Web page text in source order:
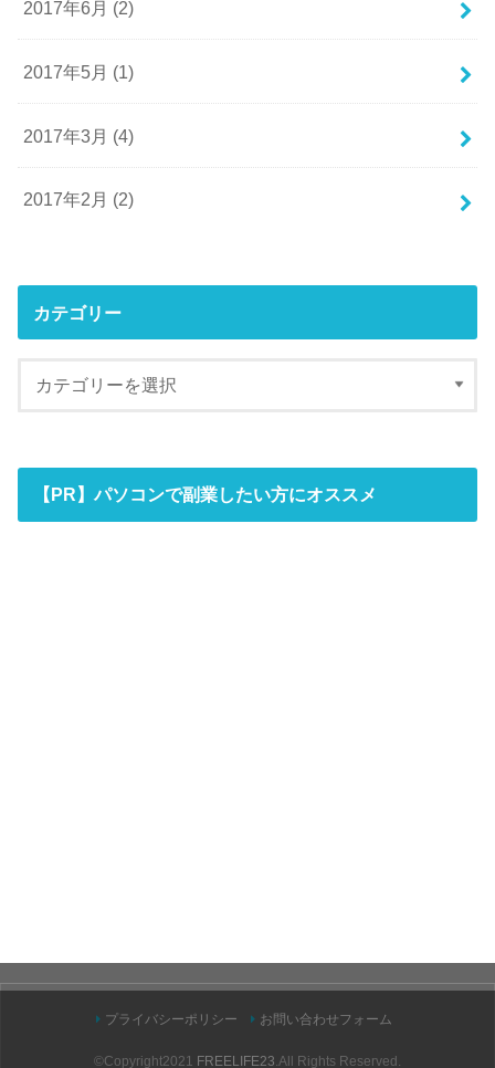
2017年6月 (2)
2017年5月 (1)
2017年3月 (4)
2017年2月 (2)
カテゴリー
【PR】パソコンで副業したい方にオススメ
プライバシーポリシー お問い合わせフォーム
©Copyright2021 FREELIFE23 .All Rights Reserved.